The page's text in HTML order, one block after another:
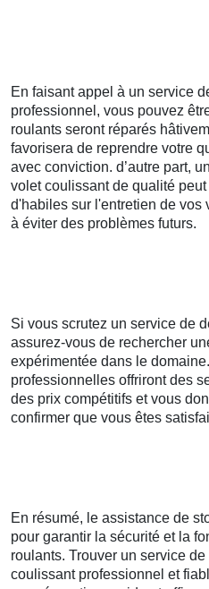
En faisant appel à un service
professionnel, vous pouvez
roulants seront réparés
favorisera de reprendre votre
avec conviction. d’autre part,
volet coulissant de qualité
d'habiles sur l'entretien de vos
à éviter des problèmes futurs.
Si vous scrutez un service de
assurez-vous de rechercher
expérimentée dans le
professionnelles offriront des
des prix compétitifs et vous
confirmer que vous êtes
En résumé, le assistance de
pour garantir la sécurité et la
roulants. Trouver un service
coulissant professionnel et